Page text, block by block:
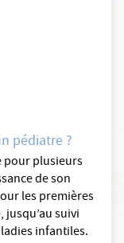
pédiatre ?
pour plusieurs
de son
les premières
suivi
infantiles.